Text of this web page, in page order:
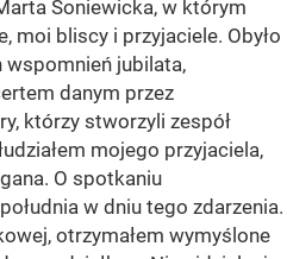
Soniewicka, w którym
moi bliscy i przyjaciele. Obyło
wspomnień jubilata,
danym przez
którzy stworzyli zespół
mojego przyjaciela,
O spotkaniu
w dniu tego zdarzenia.
otrzymałem wymyślone